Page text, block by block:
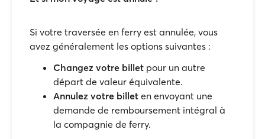
Si votre traversée en ferry est annulée, vous
avez généralement les options suivantes :
Changez votre billet pour un autre
départ de valeur équivalente.
Annulez votre billet en envoyant une
demande de remboursement intégral à
la compagnie de ferry.